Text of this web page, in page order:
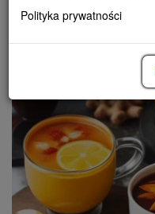
Polityka prywatności